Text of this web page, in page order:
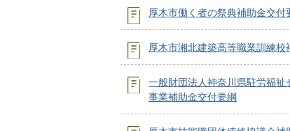
厚木市働く者の祭典補助金交付
厚木市湘北建築高等職業訓練校
一般財団法人神奈川県駐労福祉
事業補助金交付要綱